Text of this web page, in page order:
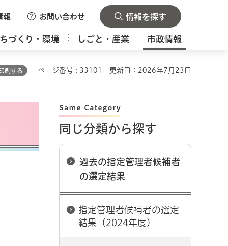
報 お問い合わせ 情報を探す
づくり・環境 しごと・産業 市政情報
刷する ページ番号 : 33101 更新日：2026年7月23日
同じ分類から探す
過去の指定管理者候補者
の選定結果
指定管理者候補者の選定
結果（2024年度）